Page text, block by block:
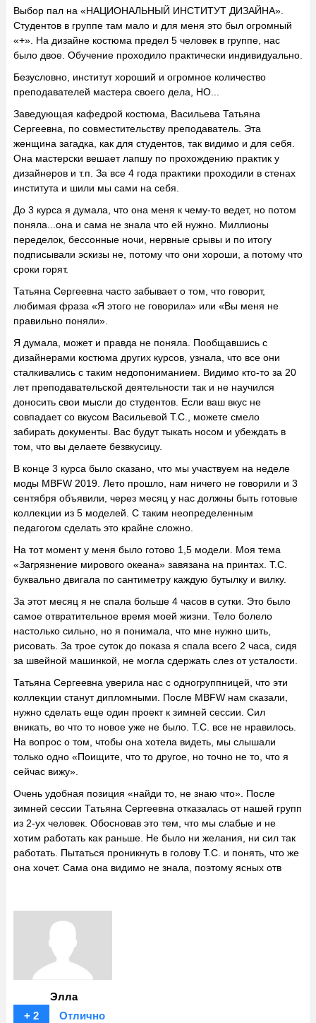
Выбор пал на «НАЦИОНАЛЬНЫЙ ИНСТИТУТ ДИЗАЙНА».
Студентов в группе там мало и для меня это был огромный
«+». На дизайне костюма предел 5 человек в группе, нас
было двое. Обучение проходило практически индивидуально.
Безусловно, институт хороший и огромное количество
преподавателей мастера своего дела, НО...
Заведующая кафедрой костюма, Васильева Татьяна
Сергеевна, по совместительству преподаватель. Эта
женщина загадка, как для студентов, так видимо и для себя.
Она мастерски вешает лапшу по прохождению практик у
дизайнеров и т.п. За все 4 года практики проходили в стенах
института и шили мы сами на себя.
До 3 курса я думала, что она меня к чему-то ведет, но потом
поняла...она и сама не знала что ей нужно. Миллионы
переделок, бессонные ночи, нервные срывы и по итогу
подписывали эскизы не, потому что они хороши, а потому что
сроки горят.
Татьяна Сергеевна часто забывает о том, что говорит,
любимая фраза «Я этого не говорила» или «Вы меня не
правильно поняли».
Я думала, может и правда не поняла. Пообщавшись с
дизайнерами костюма других курсов, узнала, что все они
сталкивались с таким недопониманием. Видимо кто-то за 20
лет преподавательской деятельности так и не научился
доносить свои мысли до студентов. Если ваш вкус не
совпадает со вкусом Васильевой Т.С., можете смело
забирать документы. Вас будут тыкать носом и убеждать в
том, что вы делаете безвкусицу.
В конце 3 курса было сказано, что мы участвуем на неделе
моды MBFW 2019. Лето прошло, нам ничего не говорили и 3
сентября объявили, через месяц у нас должны быть готовые
коллекции из 5 моделей. С таким неопределенным
педагогом сделать это крайне сложно.
На тот момент у меня было готово 1,5 модели. Моя тема
«Загрязнение мирового океана» завязана на принтах. Т.С.
буквально двигала по сантиметру каждую бутылку и вилку.
За этот месяц я не спала больше 4 часов в сутки. Это было
самое отвратительное время моей жизни. Тело болело
настолько сильно, но я понимала, что мне нужно шить,
рисовать. За трое суток до показа я спала всего 2 часа, сидя
за швейной машинкой, не могла сдержать слез от усталости.
Татьяна Сергеевна уверила нас с одногруппницей, что эти
коллекции станут дипломными. После MBFW нам сказали,
нужно сделать еще один проект к зимней сессии. Сил
вникать, во что то новое уже не было. Т.С. все не нравилось.
На вопрос о том, чтобы она хотела видеть, мы слышали
только одно «Поищите, что то другое, но точно не то, что я
сейчас вижу».
Очень удобная позиция «найди то, не знаю что». После
зимней сессии Татьяна Сергеевна отказалась от нашей групп
из 2-ух человек. Обосновав это тем, что мы слабые и не
хотим работать как раньше. Не было ни желания, ни сил так
работать. Пытаться проникнуть в голову Т.С. и понять, что же
она хочет. Сама она видимо не знала, поэтому ясных отв
Элла
+ 2
Отлично